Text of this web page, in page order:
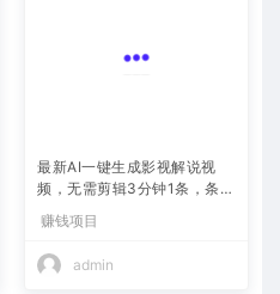
最新AI一键生成影视解说视
频，无需剪辑3分钟1条，条条
爆款，多平台变现日入2000
+
赚钱项目
admin